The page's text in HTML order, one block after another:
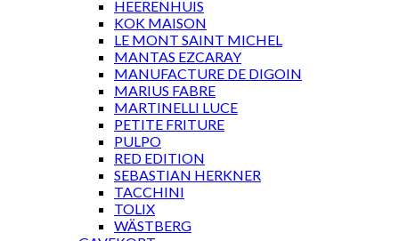
HEERENHUIS
KOK MAISON
LE MONT SAINT MICHEL
MANTAS EZCARAY
MANUFACTURE DE DIGOIN
MARIUS FABRE
MARTINELLI LUCE
PETITE FRITURE
PULPO
RED EDITION
SEBASTIAN HERKNER
TACCHINI
TOLIX
WÄSTBERG